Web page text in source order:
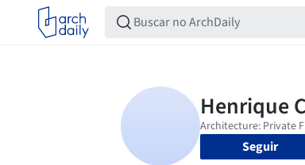
Seguir